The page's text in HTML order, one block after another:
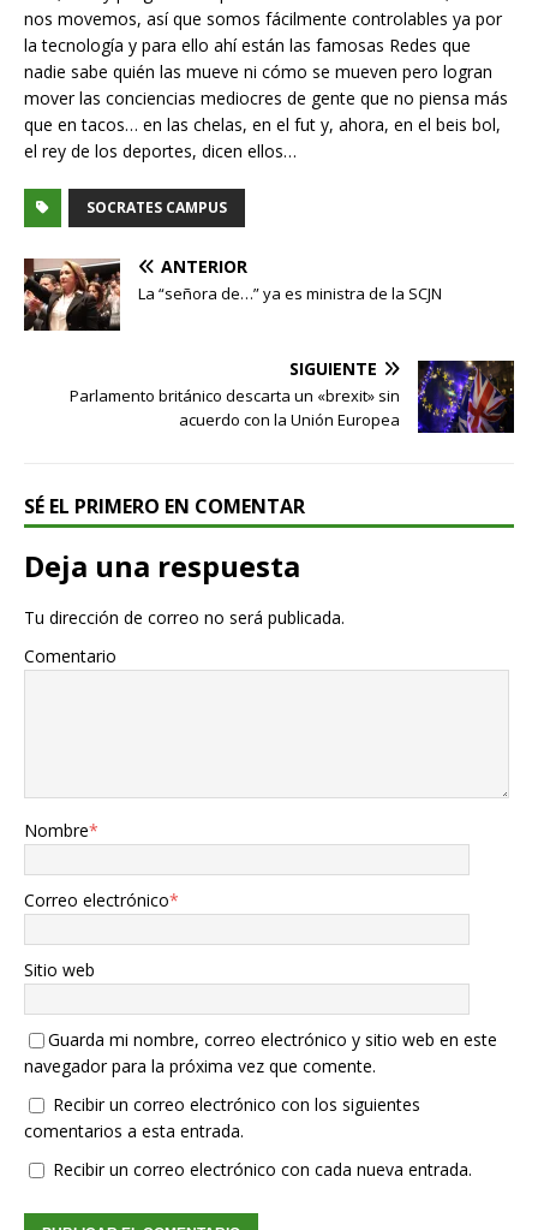
nos movemos, así que somos fácilmente controlables ya por
la tecnología y para ello ahí están las famosas Redes que
nadie sabe quién las mueve ni cómo se mueven pero logran
mover las conciencias mediocres de gente que no piensa más
que en tacos… en las chelas, en el fut y, ahora, en el beis bol,
el rey de los deportes, dicen ellos…
SOCRATES CAMPUS
ANTERIOR
La “señora de…” ya es ministra de la SCJN
SIGUIENTE
Parlamento británico descarta un «brexit» sin
acuerdo con la Unión Europea
SÉ EL PRIMERO EN COMENTAR
Deja una respuesta
Tu dirección de correo no será publicada.
Comentario
Nombre*
Correo electrónico*
Sitio web
Guarda mi nombre, correo electrónico y sitio web en este
navegador para la próxima vez que comente.
Recibir un correo electrónico con los siguientes
comentarios a esta entrada.
Recibir un correo electrónico con cada nueva entrada.